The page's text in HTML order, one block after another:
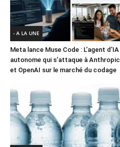
- A LA UNE
Meta lance Muse Code : L’agent d’IA
autonome qui s’attaque à Anthropic
et OpenAI sur le marché du codage